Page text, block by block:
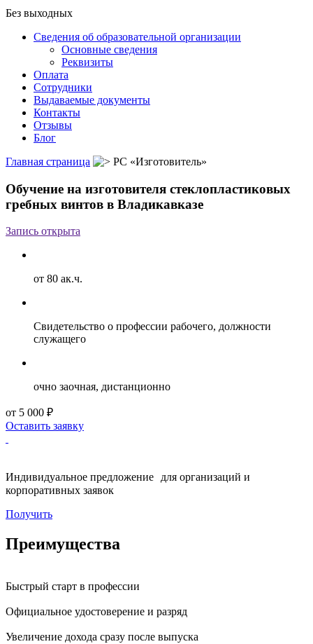
Без выходных
Сведения об образовательной организации
Основные сведения
Реквизиты
Оплата
Сотрудники
Выдаваемые документы
Контакты
Отзывы
Блог
Главная страница
РС «Изготовитель»
Обучение на изготовителя стеклопластиковых
гребных винтов в Владикавказе
Запись открыта
от 80 ак.ч.
Свидетельство о профессии рабочего, должности
служащего
очно заочная, дистанционно
от 5 000 ₽
Оставить заявку
Индивидуальное предложение для организаций и
корпоративных заявок
Получить
Преимущества
Быстрый старт в профессии
Официальное удостоверение и разряд
Увеличение дохода сразу после выпуска